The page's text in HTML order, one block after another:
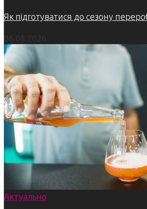
Як підготуватися до сезону
Актуально